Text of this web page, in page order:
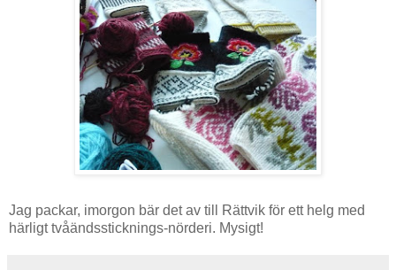
Jag packar, imorgon bär det av till Rättvik för ett helg med
härligt tvåändssticknings-nörderi. Mysigt!